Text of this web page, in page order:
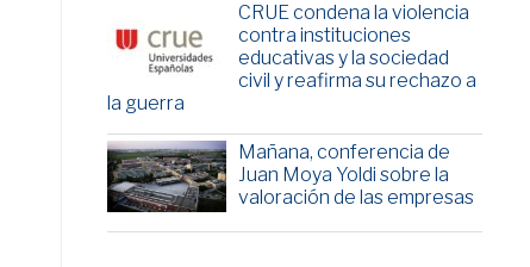
CRUE condena la violencia
contra instituciones
educativas y la sociedad
civil y reafirma su rechazo a
la guerra
Mañana, conferencia de
Juan Moya Yoldi sobre la
valoración de las empresas